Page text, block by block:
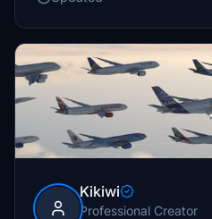
Kikiwi
Professional Creator